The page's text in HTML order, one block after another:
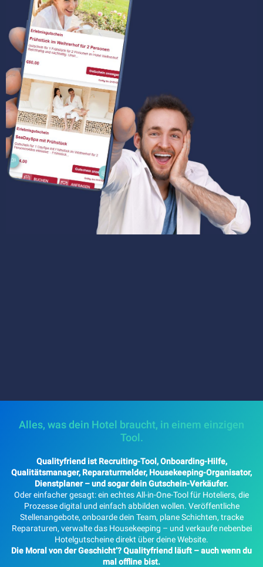
Alles, was dein Hotel braucht, in einem einzigen
Tool.
Qualityfriend ist Recruiting-Tool, Onboarding-Hilfe,
Qualitätsmanager, Reparaturmelder, Housekeeping-Organisator,
Dienstplaner – und sogar dein Gutschein-Verkäufer.
Oder einfacher gesagt: ein echtes All-in-One-Tool für Hoteliers, die
Prozesse digital und einfach abbilden wollen. Veröffentliche
Stellenangebote, onboarde dein Team, plane Schichten, tracke
Reparaturen, verwalte das Housekeeping – und verkaufe nebenbei
Hotelgutscheine direkt über deine Website.
Die Moral von der Geschicht’? Qualityfriend läuft – auch wenn du
mal offline bist.